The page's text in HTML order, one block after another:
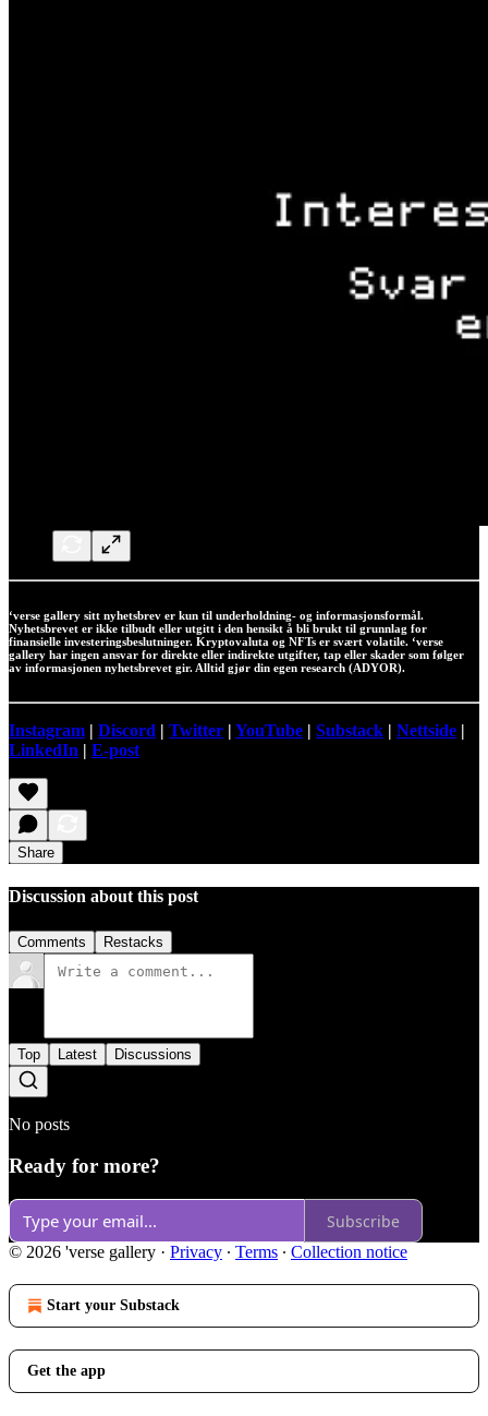
‘verse gallery sitt nyhetsbrev er kun til underholdning- og informasjonsformål.
Nyhetsbrevet er ikke tilbudt eller utgitt i den hensikt å bli brukt til grunnlag for
finansielle investeringsbeslutninger. Kryptovaluta og NFTs er svært volatile. ‘verse
gallery har ingen ansvar for direkte eller indirekte utgifter, tap eller skader som følger
av informasjonen nyhetsbrevet gir. Alltid gjør din egen research (ADYOR).
Instagram | Discord | Twitter | YouTube | Substack | Nettside |
LinkedIn | E-post
Share
Discussion about this post
Comments Restacks
Top Latest Discussions
No posts
Ready for more?
Subscribe
© 2026 'verse gallery · Privacy ∙ Terms ∙ Collection notice
Start your Substack
Get the app